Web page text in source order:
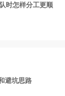
时怎样分工更顺
避坑思路